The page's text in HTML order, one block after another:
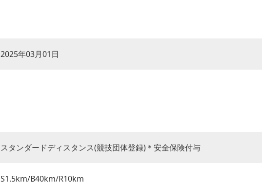
2025年03月01日
スタンダードディスタンス(競技団体登録)＊安全保険付与
S1.5km/B40km/R10km